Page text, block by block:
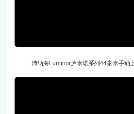
沛纳海Luminor庐米诺系列44毫米手动